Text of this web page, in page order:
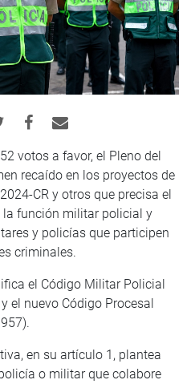
votos a favor, el Pleno del
recaído en los proyectos de
CR y otros que precisa el
la función militar policial y
y policías que participen
criminales.
el Código Militar Policial
el nuevo Código Procesal
en su artículo 1, plantea
o militar que colabore